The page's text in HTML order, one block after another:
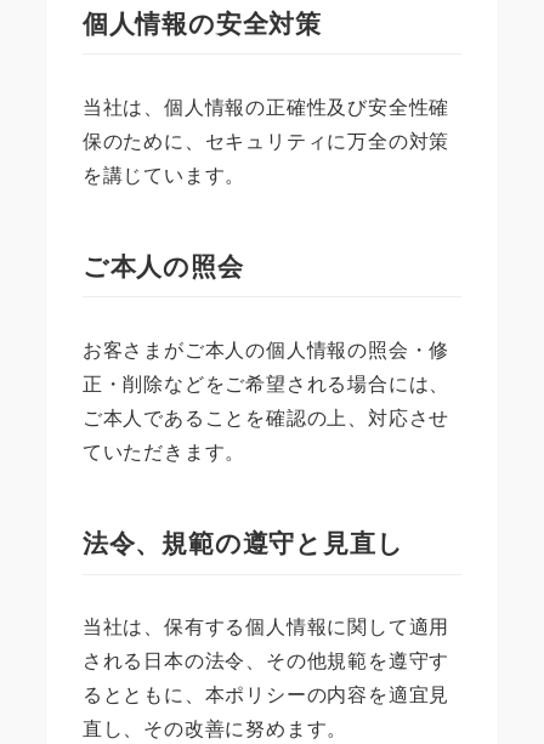
個人情報の安全対策
当社は、個人情報の正確性及び安全性確
保のために、セキュリティに万全の対策
を講じています。
ご本人の照会
お客さまがご本人の個人情報の照会・修
正・削除などをご希望される場合には、
ご本人であることを確認の上、対応させ
ていただきます。
法令、規範の遵守と見直し
当社は、保有する個人情報に関して適用
される日本の法令、その他規範を遵守す
るとともに、本ポリシーの内容を適宜見
直し、その改善に努めます。